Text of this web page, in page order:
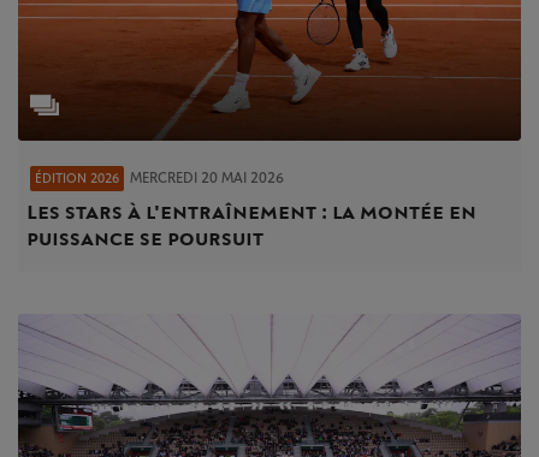
ÉDITION 2026 MERCREDI 20 MAI 2026
Les stars à l'entraînement : la montée en
puissance se poursuit